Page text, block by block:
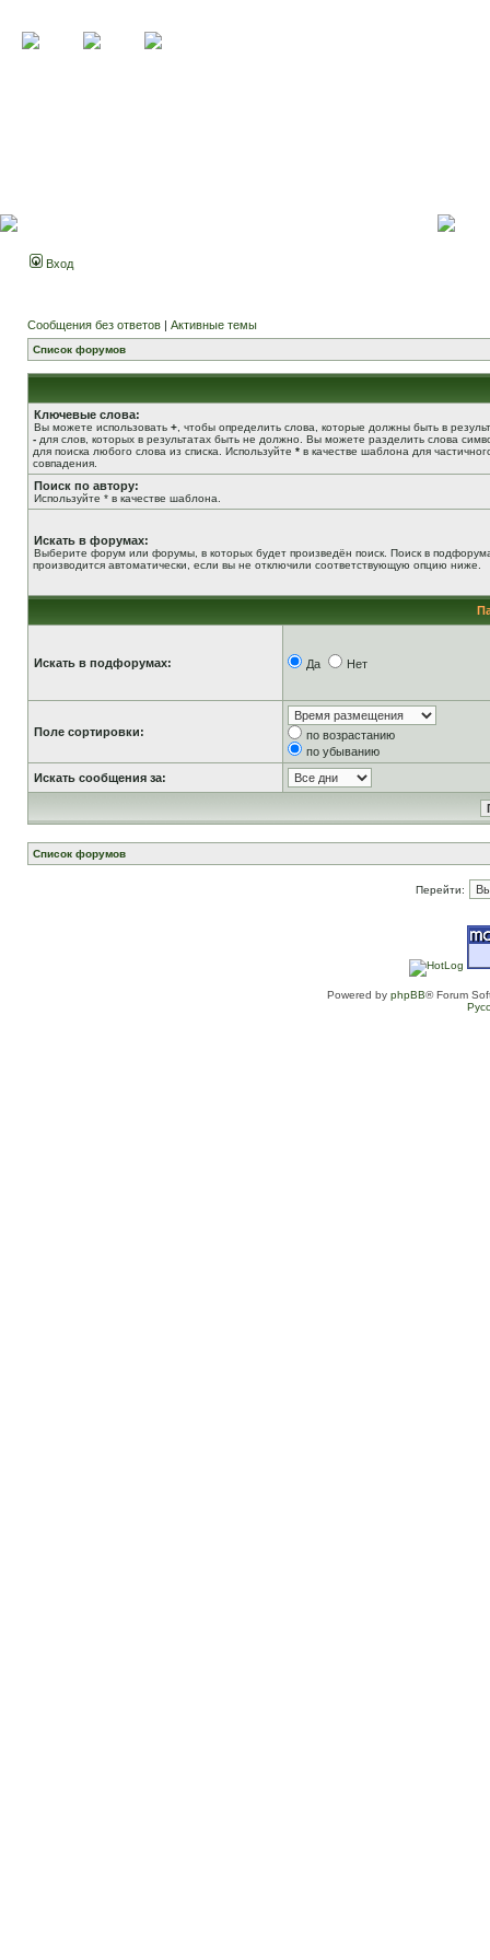
Вход
Сообщения без ответов | Активные темы
Список форумов
Ключевые слова:
Вы можете использовать + , чтобы определить слова, которые должны быть в
- для слов, которых в результатах быть не должно. Вы можете разделить слова
для поиска любого слова из списка. Используйте * в качестве шаблона для
совпадения.
Поиск по автору:
Используйте * в качестве шаблона.
Искать в форумах:
Выберите форум или форумы, в которых будет произведён поиск. Поиск в
производится автоматически, если вы не отключили соответствующую опцию ниже.
Искать в подфорумах: Да Нет
Поле сортировки:
по возрастанию
по убыванию
Искать сообщения за:
Список форумов
Перейти:
Powered by phpBB® Forum